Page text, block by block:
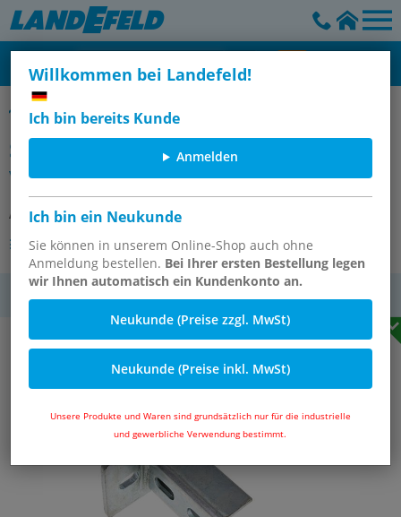
Willkommen bei Landefeld!
Ich bin bereits Kunde
Anmelden
Ich bin ein Neukunde
Sie können in unserem Online-Shop auch ohne
Anmeldung bestellen. Bei Ihrer ersten Bestellung legen
wir Ihnen automatisch ein Kundenkonto an.
Neukunde (Preise zzgl. MwSt)
Neukunde (Preise inkl. MwSt)
Unsere Produkte und Waren sind grundsätzlich nur für die industrielle
und gewerbliche Verwendung bestimmt.
Sattelflansche für Montageschienen, SF
Sattelflansch SF, längs, Stahl
verzinkt
Artikelnummer: FI SFL 38
Andere Varianten des Artikels
MwSt.